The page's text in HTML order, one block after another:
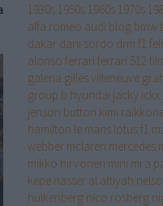
1930s 1950s 1960s 1970s
alfa romeo audi blog bmw
dakar dani sordo drm f1
alonso ferrari ferrari 512
galeria gilles villeneuve
group b hyundai jacky ickx
jenson button kimi
hamilton le mans lotus f1
webber mclaren mercedes
mikko hirvonen mini mi a
kepe nasser al attiyah
hulkenberg nico rosberg